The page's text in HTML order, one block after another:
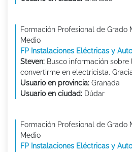
Formación Profesional de Grado
Medio
FP Instalaciones Eléctricas y
Steven: Busco información sobre
convertirme en electricista.
Usuario en provincia: Granada
Usuario en ciudad: Dúdar
Formación Profesional de Grado
Medio
FP Instalaciones Eléctricas y